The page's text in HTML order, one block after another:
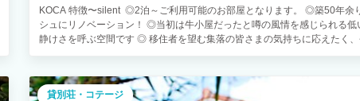
KOCA 特徴〜silent ◎2泊～ご利用可能のお部屋となります。 ◎築50年余
シュにリノベーション！ ◎当初は牛小屋だったと噂の風情を感じられる低
静けさを呼ぶ空間です ◎ 移住者を望む集落の皆さまの気持ちに応えたく、
リウムの美しいビーチです。
貸別荘・コテージ